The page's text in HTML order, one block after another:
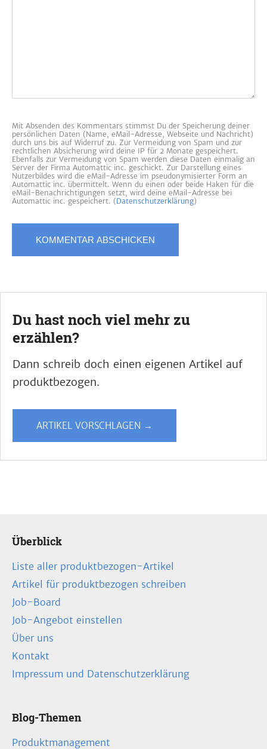
Mit Absenden des Kommentars stimmst Du der Speicherung deiner
persönlichen Daten (Name, eMail-Adresse, Webseite und Nachricht)
durch uns bis auf Widerruf zu. Zur Vermeidung von Spam und zur
rechtlichen Absicherung wird deine IP für 2 Monate gespeichert.
Ebenfalls zur Vermeidung von Spam werden diese Daten einmalig an
Server der Firma Automattic inc. geschickt. Zur Darstellung eines
Nutzerbildes wird die eMail-Adresse im pseudonymisierter Form an
Automattic inc. übermittelt. Wenn du einen oder beide Haken für die
eMail-Benachrichtigungen setzt, wird deine eMail-Adresse bei
Automattic inc. gespeichert. (Datenschutzerklärung)
Du hast noch viel mehr zu
erzählen?
Dann schreib doch einen eigenen Artikel auf
produktbezogen.
ARTIKEL VORSCHLAGEN →
Überblick
Liste aller produktbezogen-Artikel
Artikel für produktbezogen schreiben
Job-Board
Job-Angebot einstellen
Über uns
Kontakt
Impressum und Datenschutzerklärung
Blog-Themen
Produktmanagement